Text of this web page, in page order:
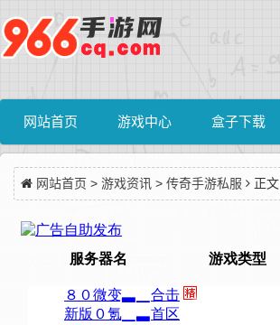
网站首页 游戏中心 盒子下载
网站首页 > 游戏资讯 > 传奇手游私服 正文